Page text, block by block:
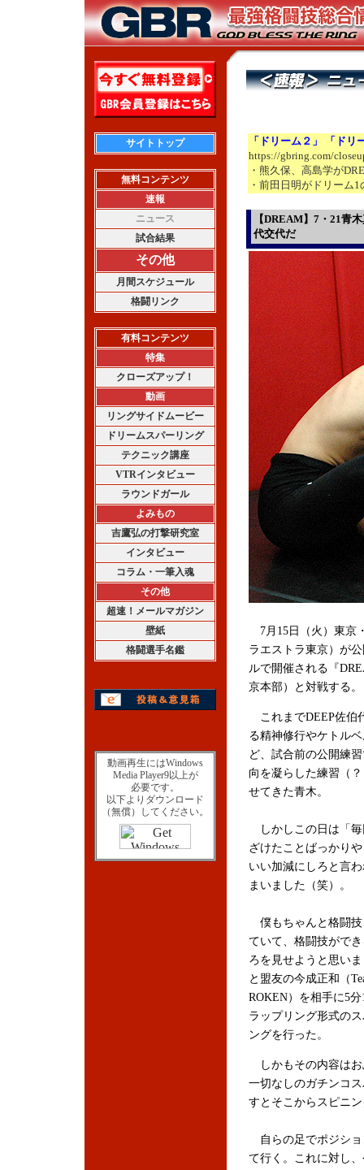
サイトトップ
無料コンテンツ
速報
ニュース
試合結果
その他
月間スケジュール
格闘リンク
有料コンテンツ
特集
クローズアップ！
動画
リングサイドムービー
ドリームスパーリング
テクニック講座
VTRインタビュー
ラウンドガール
よみもの
吉鷹弘の打撃研究室
インタビュー
コラム・一筆入魂
その他
超速！メールマガジン
壁紙
格闘選手名鑑
動画再生にはWindows
Media Player9以上が
必要です。
以下よりダウンロード
（無償）してください。
「ドリーム２」 「ドリ
https://gbring.com/
・熊久保、高島学が
・前田日明がドリーム
【DREAM】7・21青
代交代だ
7月15日（火）東京
ラエストラ東京）が
ルで開催される『
京本部）と対戦する。
これまでDEEP佐伯
る精神修行やケトル
ど、試合前の公開練
向を凝らした練習（
せてきた青木。
しかしこの日は「毎
ざけたことばっかり
いい加減にしろと言
まいました（笑）。
僕もちゃんと格闘技
ていて、格闘技がで
ろを見せようと思い
と盟友の今成正和（
ROKEN）を相手に5分
ラップリング形式の
ングを行った。
しかもその内容はお
一切なしのガチンコ
すとそこからスピニ
自らの足でポジショ
て行く。これに対し